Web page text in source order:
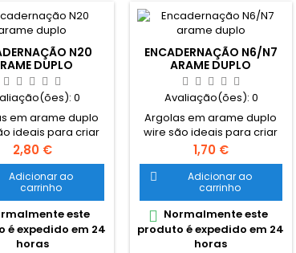
N20
DUPLO
0
em arame duplo
ideais para criar
documentos
com um
sofisticado e
Encadernações
grau de
resistência.
Preço
2,80 €
Adicionar ao
carrinho
este
é expedido em 24
horas
ENCADERNAÇÃO N6/N7
ARAME DUPLO
Avaliação(ões):0
Argolas em arame duplo
wire são ideais para criar
documentos
encadernados com um
acabamento sofisticado e
durável. Encadernações
com considerável grau de
resistência.
Preço
1,70 €

Adicionar ao
carrinho
 Normalmente este
produto é expedido em 24
horas